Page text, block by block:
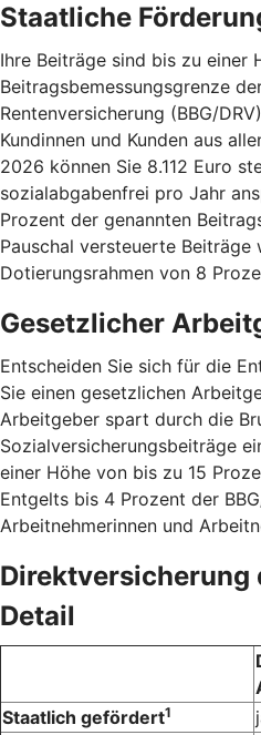
Staatliche
Ihre Beiträge sind bis zu einer
Beitragsbemessungsgrenze
Rentenversicherung (BBG/
Kundinnen und Kunden aus
2026 können Sie 8.112 Euro
sozialabgabenfrei pro Jahr
Prozent der genannten
Pauschal versteuerte Beiträge
Dotierungsrahmen von 8
Gesetzlicher
Entscheiden Sie sich für die
Sie einen gesetzlichen
Arbeitgeber spart durch die
Sozialversicherungsbeiträge
einer Höhe von bis zu 15
Entgelts bis 4 Prozent der
Arbeitnehmerinnen und
Direktversicherung
Detail
Staatlich gefördert1